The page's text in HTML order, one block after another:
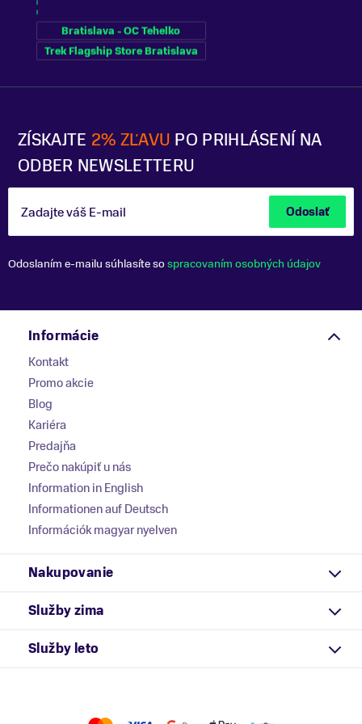
ZÍSKAJTE 2% ZĽAVU PO PRIHLÁSENÍ NA
ODBER NEWSLETTERU
Zadajte váš E-mail Odoslať
Odoslaním e-mailu súhlasíte sospracovaním osobných údajov
Bratislava - OC Tehelko
Trek Flagship Store Bratislava
Informácie
Kontakt
Promo akcie
Blog
Kariéra
Predajňa
Prečo nakúpiť u nás
Information in English
Informationen auf Deutsch
Információk magyar nyelven
Nakupovanie
Služby zima
Služby leto